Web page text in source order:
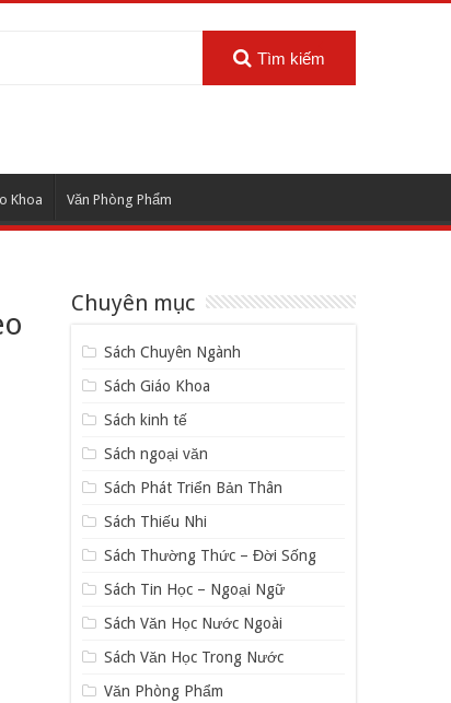
Tìm kiếm
Khoa Văn Phòng Phẩm
Chuyên mục
Sách Chuyên Ngành
Sách Giáo Khoa
Sách kinh tế
Sách ngoại văn
Sách Phát Triển Bản Thân
Sách Thiếu Nhi
Sách Thường Thức – Đời Sống
Sách Tin Học – Ngoại Ngữ
Sách Văn Học Nước Ngoài
Sách Văn Học Trong Nước
Văn Phòng Phẩm